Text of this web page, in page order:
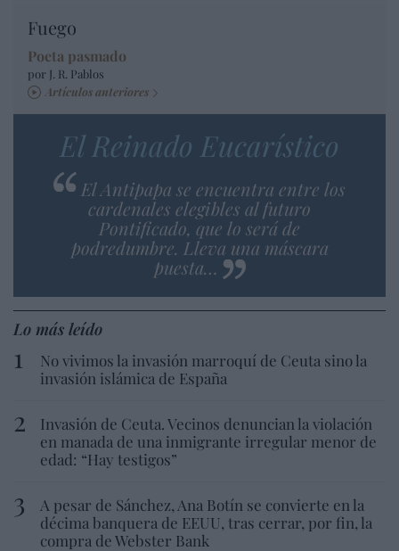
Fuego
Poeta pasmado
por J. R. Pablos
Artículos anteriores
El Reinado Eucarístico
El Antipapa se encuentra entre los
cardenales elegibles al futuro
Pontificado, que lo será de
podredumbre. Lleva una máscara
puesta…
Lo más leído
No vivimos la invasión marroquí de Ceuta sino la
invasión islámica de España
Invasión de Ceuta. Vecinos denuncian la violación
en manada de una inmigrante irregular menor de
edad: “Hay testigos”
A pesar de Sánchez, Ana Botín se convierte en la
décima banquera de EEUU, tras cerrar, por fin, la
compra de Webster Bank